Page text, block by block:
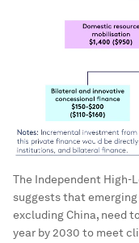
The Independent High-
suggests that
excluding China, need
year by 2030 to meet